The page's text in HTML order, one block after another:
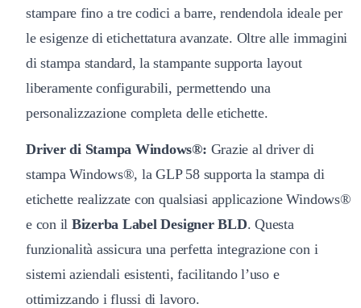
stampare fino a tre codici a barre, rendendola ideale per
le esigenze di etichettatura avanzate. Oltre alle immagini
di stampa standard, la stampante supporta layout
liberamente configurabili, permettendo una
personalizzazione completa delle etichette.
Driver di Stampa Windows®: Grazie al driver di
stampa Windows®, la GLP 58 supporta la stampa di
etichette realizzate con qualsiasi applicazione Windows®
e con il Bizerba Label Designer BLD. Questa
funzionalità assicura una perfetta integrazione con i
sistemi aziendali esistenti, facilitando l’uso e
ottimizzando i flussi di lavoro.